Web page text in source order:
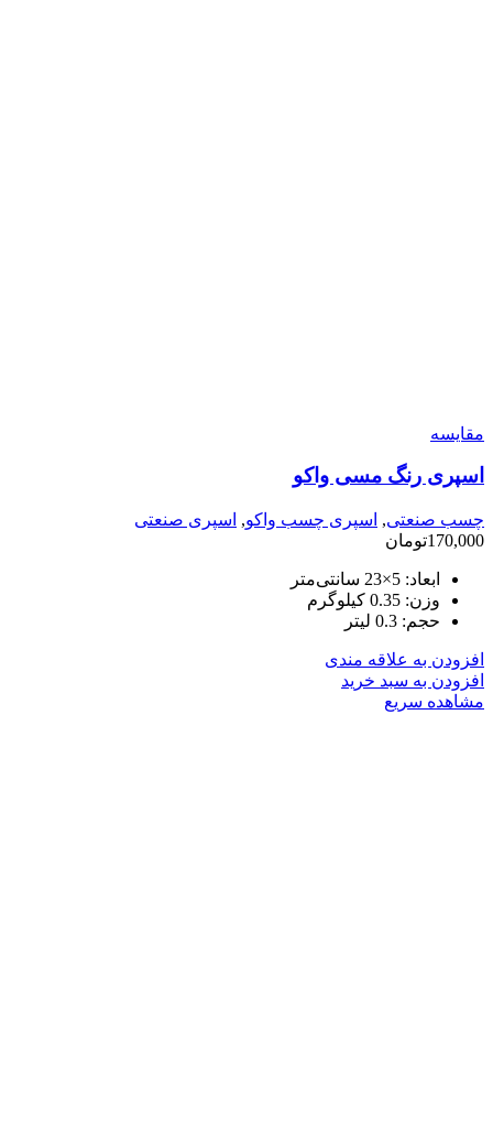
مقایسه
اسپری رنگ مسی واکو
چسب صنعتی, اسپری چسب واکو, اسپری صنعتی
170,000تومان
ابعاد: 5×23 سانتی‌متر
وزن: 0.35 کیلوگرم
حجم: 0.3 لیتر
افزودن به علاقه مندی
افزودن به سبد خرید
مشاهده سریع